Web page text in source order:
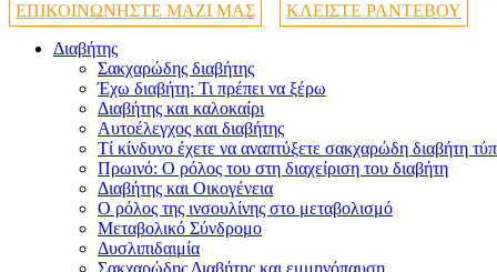
ΕΠΙΚΟΙΝΩΝΗΣΤΕ ΜΑΖΙ ΜΑΣ
ΚΛΕΙΣΤΕ ΡΑΝΤΕΒΟΥ
Διαβήτης
Σακχαρώδης διαβήτης
Έχω διαβήτη: Τι πρέπει να ξέρω
Διαβήτης και καλοκαίρι
Αυτοέλεγχος και διαβήτης
Τί κίνδυνο έχετε να αναπτύξετε σακχαρώδη διαβήτη
Πρωινό: Ο ρόλος του στη διαχείριση του διαβήτη
Διαβήτης και Οικογένεια
Ο ρόλος της ινσουλίνης στο μεταβολισμό
Μεταβολικό Σύνδρομο
Δυσλιπιδαιμία
Σακχαρώδης Διαβήτης και εμμηνόπαυση